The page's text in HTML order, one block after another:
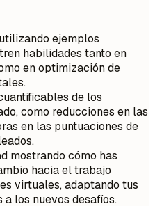
ejemplos
habilidades tanto en
en optimización de
de los
como reducciones en las
en las puntuaciones de
mostrando cómo has
hacia el trabajo
virtuales, adaptando tus
los nuevos desafíos.